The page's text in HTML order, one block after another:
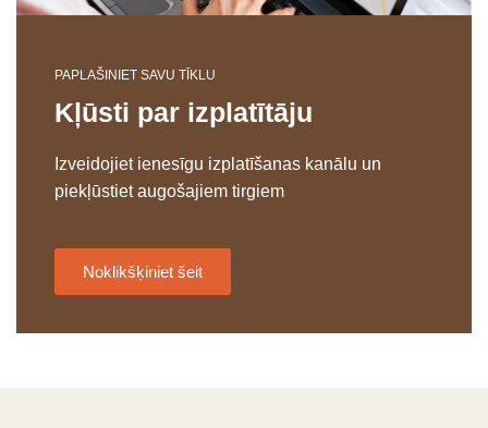
PAPLAŠINIET SAVU TĪKLU
Kļūsti par izplatītāju
Izveidojiet ienesīgu izplatīšanas kanālu un
piekļūstiet augošajiem tirgiem
Noklikšķiniet šeit